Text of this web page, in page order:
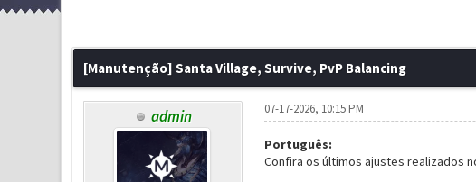
[Manutenção] Santa Village, Survive, PvP Balancing
admin 07-17-2026, 10:15 PM
Português:
Confira os últimos ajustes realizados